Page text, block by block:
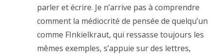
parler et écrire. Je n’arrive pas à comprendre
comment la médiocrité de pensée de quelqu’un
comme FInkielkraut, qui ressasse toujours les
mêmes exemples, s’appuie sur des lettres,